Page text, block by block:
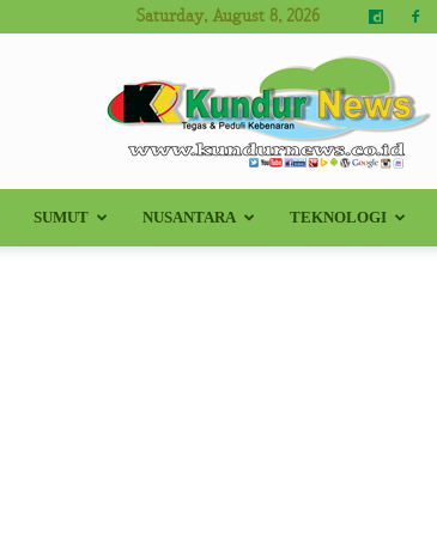
Saturday, August 8, 2026
Kundur
SUMUT NUSANTARA TEKNOLOGI